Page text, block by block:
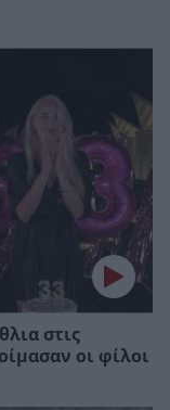
στις
οι φίλοι